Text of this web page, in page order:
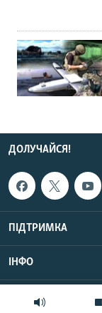
ДОЛУЧАЙСЯ!
ПІДТРИМКА
ІНФО